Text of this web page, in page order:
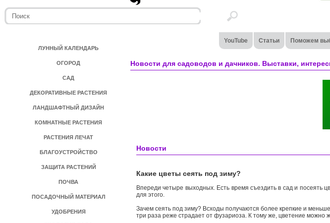
ЛУННЫЙ КАЛЕНДАРЬ
ОГОРОД
САД
ДЕКОРАТИВНЫЕ РАСТЕНИЯ
ЛАНДШАФТНЫЙ ДИЗАЙН
КОМНАТНЫЕ РАСТЕНИЯ
РАСТЕНИЯ ЛЕЧАТ
БЛАГОУСТРОЙСТВО
ЗАЩИТА РАСТЕНИЙ
ПОЧВА
ПОСАДОЧНЫЙ МАТЕРИАЛ
УДОБРЕНИЯ
YouTube Статьи Поможем
Новости для садоводов и дачников. Выставки,
Новости
Какие цветы сеять под зиму?
Впереди четыре выходных. Есть время съездить в сад и посеять
для этого.
Зачем сеять под зиму? Всходы получаются более крепкие и
три раза реже страдает от фузариоза. К тому же, цветение можно